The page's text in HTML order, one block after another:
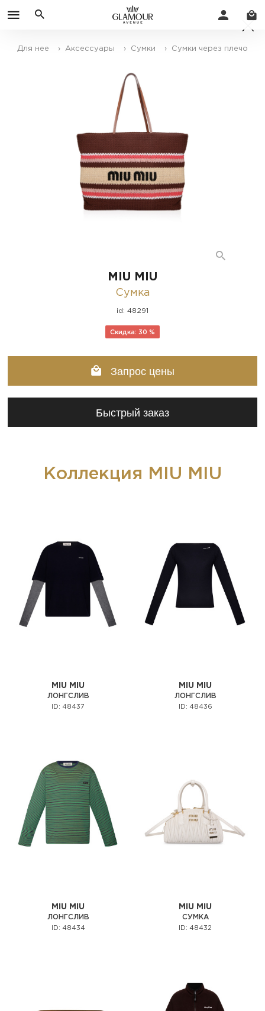
Для нее › Аксессуары › Сумки › Сумки через плечо
MIU MIU
Сумка
id: 48291
Скидка: 30 %
Запрос цены
Быстрый заказ
Коллекция MIU MIU
MIU MIU
ЛОНГСЛИВ
ID: 48437
MIU MIU
ЛОНГСЛИВ
ID: 48436
MIU MIU
ЛОНГСЛИВ
ID: 48434
MIU MIU
СУМКА
ID: 48432